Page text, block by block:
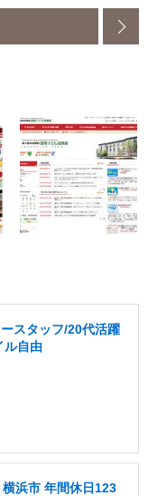
スタッフ/20代活躍
ル自由
浜市 年間休日123